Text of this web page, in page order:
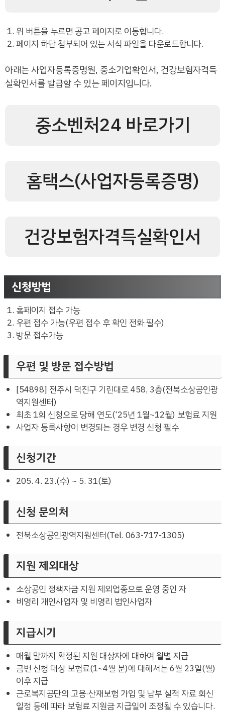
위 버튼을 누르면 공고 페이지로 이동합니다.
페이지 하단 첨부되어 있는 서식 파일을 다운로드합니다.
아래는 사업자등록증명원, 중소기업확인서, 건강보험자격득
실확인서를 발급할 수 있는 페이지입니다.
중소벤처24 바로가기
홈택스(사업자등록증명)
건강보험자격득실확인서
신청방법
홈페이지 접수 가능
우편 접수 가능(우편 접수 후 확인 전화 필수)
방문 접수가능
우편 및 방문 접수방법
[54898] 전주시 덕진구 기린대로 458, 3층(전북소상공인광
역지원센터)
최초 1회 신청으로 당해 연도(‘25년 1월~12월) 보험료 지원
사업자 등록사항이 변경되는 경우 변경 신청 필수
신청기간
205. 4. 23.(수) ~ 5. 31(토)
신청 문의처
전북소상공인광역지원센터(Tel. 063-717-1305)
지원 제외대상
소상공인 정책자금 지원 제외업종으로 운영 중인 자
비영리 개인사업자 및 비영리 법인사업자
지급시기
매월 말까지 확정된 지원 대상자에 대하여 월별 지급
금번 신청 대상 보험료(1~4월 분)에 대해서는 6월 23일(월)
이후 지급
근로복지공단의 고용·산재보험 가입 및 납부 실적 자료 회신
일정 등에 따라 보험료 지원금 지급일이 조정될 수 있습니다.